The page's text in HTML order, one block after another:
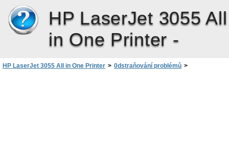
HP LaserJet 3055 All
in One Printer -
HP LaserJet 3055 All in One Printer > 0dstraňování problémů >